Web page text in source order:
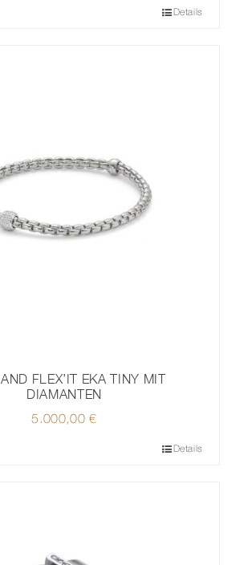
Details
FLEX’IT EKA TINY MIT
DIAMANTEN
5.000,00€
Details